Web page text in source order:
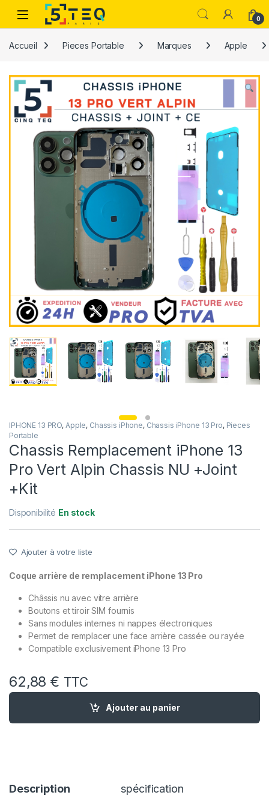
Passer à la navigation
Aller au contenu
0
Accueil Pieces Portable Marques Apple
IPHONE 13 PRO, Apple, Chassis iPhone, Chassis iPhone 13 Pro, Pieces
Portable
Chassis Remplacement iPhone 13
Pro Vert Alpin Chassis NU +Joint
+Kit
Disponibilité En stock
Ajouter à votre liste
Coque arrière de remplacement iPhone 13 Pro
Châssis nu avec vitre arrière
Boutons et tiroir SIM fournis
Sans modules internes ni nappes électroniques
Permet de remplacer une face arrière cassée ou rayée
Compatible exclusivement iPhone 13 Pro
62,88 € TTC
quantité de Chassis Remplacement iPhone 13 Pro Vert Alpin
Ajouter au panier
Description spécification